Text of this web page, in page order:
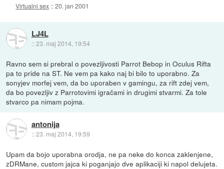
Virtualni sex ::20. jan 2001
LJ4L
::23. maj 2014, 19:54
Ravno sem si prebral o povezljivosti Parrot Bebop in Oculus Rifta
pa to pride na ST. Ne vem pa kako naj bi bilo to uporabno. Za
sonyjev morfej vem, da bo uporaben v gamingu, za rift zdej vem,
da bo povezljiv z Parrotovimi igračami in drugimi stvarmi. Za tole
stvarco pa nimam pojma.
antonija
::23. maj 2014, 19:59
Upam da bojo uporabna orodja, ne pa neke do konca zaklenjene,
zDRMane, custom jajca ki poganjajo dve aplikaciji ki napol delujeta.